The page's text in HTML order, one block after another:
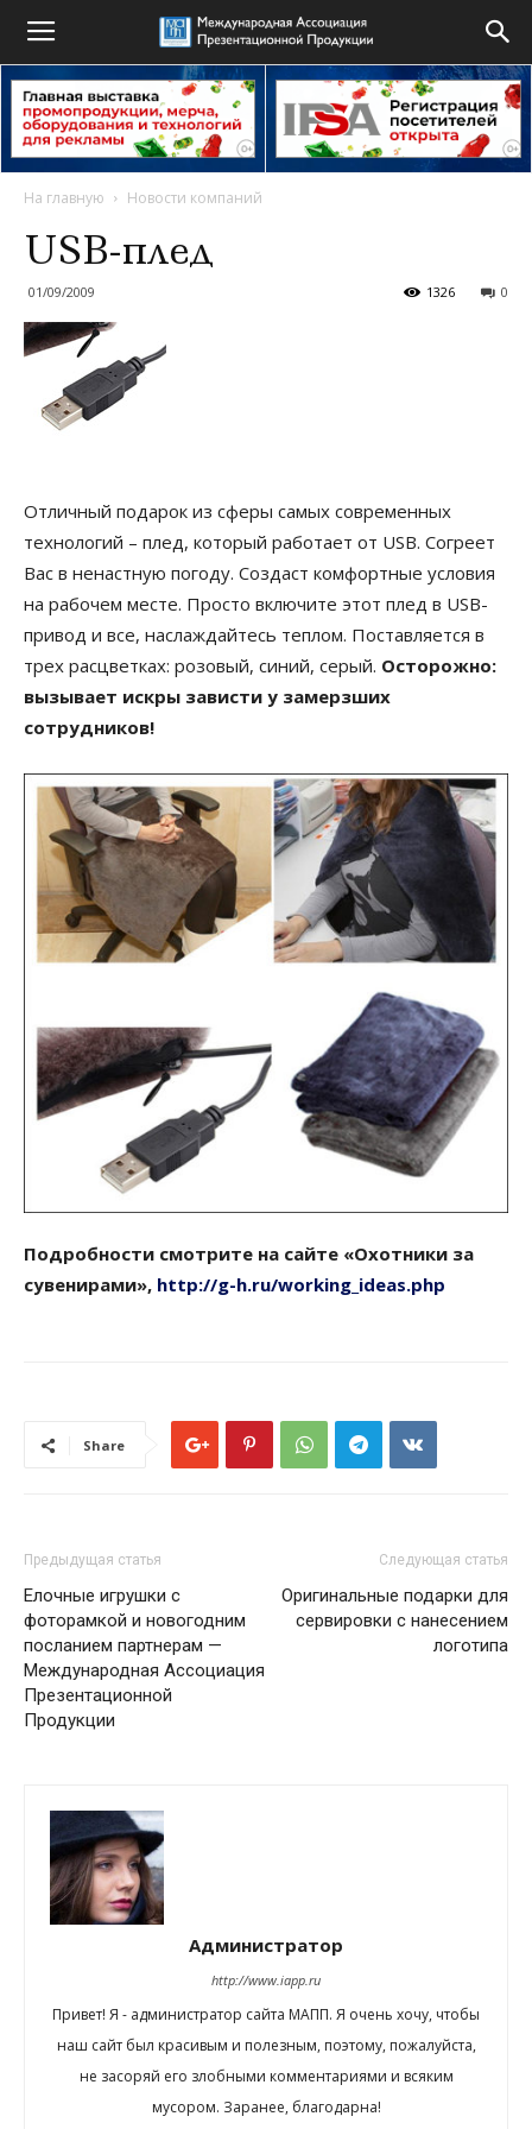
На главную Новости компаний
USB-плед
01/09/2009 0
1326
Отличный подарок из сферы самых современных
технологий – плед, который работает от USB. Согреет
Вас в ненастную погоду. Создаст комфортные условия
на рабочем месте. Просто включите этот плед в USB-
привод и все, наслаждайтесь теплом. Поставляется в
трех расцветках: розовый, синий, серый. Осторожно:
вызывает искры зависти у замерзших
сотрудников!
Подробности смотрите на сайте «Охотники за
сувенирами», http://g-h.ru/working_ideas.php
Share
Предыдущая статья
Елочные игрушки с
фоторамкой и новогодним
посланием партнерам —
Международная Aссоциация
Презентационной
Продукции
Следующая статья
Оригинальные подарки для
сервировки с нанесением
логотипа
Администратор
http://www.iapp.ru
Привет! Я - администратор сайта МАПП. Я очень хочу, чтобы
наш сайт был красивым и полезным, поэтому, пожалуйста,
не засоряй его злобными комментариями и всяким
мусором. Заранее, благодарна!